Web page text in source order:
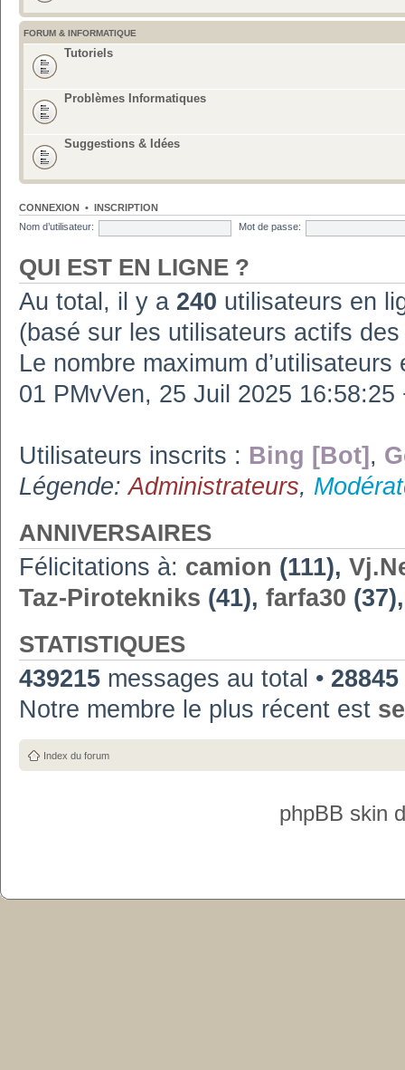
FORUM & INFORMATIQUE
Tutoriels
Problèmes Informatiques
Suggestions & Idées
CONNEXION • INSCRIPTION
Nom d’utilisateur:
Mot de passe:
QUI EST EN LIGNE ?
Au total, il y a 240 utilisateurs en
(basé sur les utilisateurs actifs
Le nombre maximum
01 PMvVen, 25 Juil 2025
Utilisateurs inscrits : Bing [Bot] ,
Légende:Administrateurs,
ANNIVERSAIRES
Félicitations à: camion (111),
Taz-Pirotekniks (41), farfa30
STATISTIQUES
439215 messages au total • 28845
Notre membre le plus récent est
Index du forum
phpBB skin